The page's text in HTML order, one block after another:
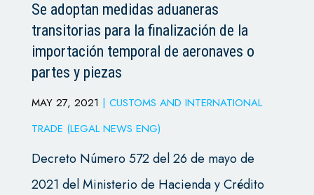
Se adoptan medidas aduaneras
transitorias para la finalización de la
importación temporal de aeronaves o
partes y piezas
MAY 27, 2021 | CUSTOMS AND INTERNATIONAL
TRADE (LEGAL NEWS ENG)
Decreto Número 572 del 26 de mayo de
2021 del Ministerio de Hacienda y Crédito